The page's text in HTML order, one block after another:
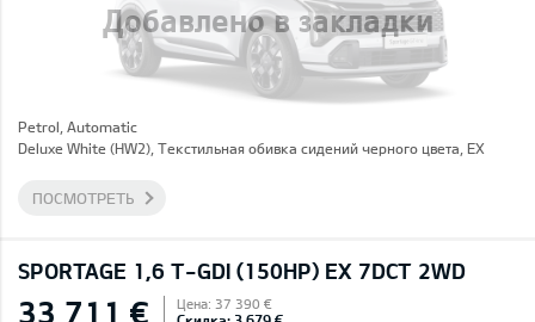
Добавлено в закладки
Petrol, Automatic
Deluxe White (HW2), Текстильная обивка сидений черного цвета, EX
ПОСМОТРЕТЬ
SPORTAGE 1,6 T-GDI (150HP) EX 7DCT 2WD
33 711 € Цена: 37 390 €